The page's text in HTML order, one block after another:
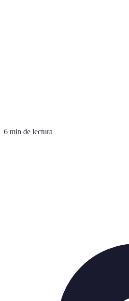
6 min de lectura